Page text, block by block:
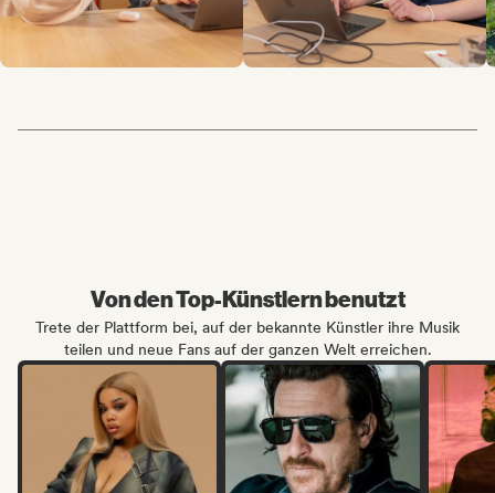
Von den Top-Künstlern benutzt
Trete der Plattform bei, auf der bekannte Künstler ihre Musik
teilen und neue Fans auf der ganzen Welt erreichen.